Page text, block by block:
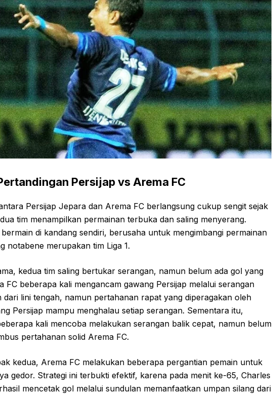
Persijap vs Arema FC
Persijap Jepara dan Arema FC berlangsung cukup sengit sejak
tim menampilkan permainan terbuka dan saling menyerang.
di kandang sendiri, berusaha untuk mengimbangi permainan
notabene merupakan tim Liga 1.
kedua tim saling bertukar serangan, namun belum ada gol yang
FC beberapa kali mengancam gawang Persijap melalui serangan
dari lini tengah, namun pertahanan rapat yang diperagakan oleh
Persijap mampu menghalau setiap serangan. Sementara itu,
kali mencoba melakukan serangan balik cepat, namun belum
pertahanan solid Arema FC.
kedua, Arema FC melakukan beberapa pergantian pemain untuk
gedor. Strategi ini terbukti efektif, karena pada menit ke-65, Charles
mencetak gol melalui sundulan memanfaatkan umpan silang dari